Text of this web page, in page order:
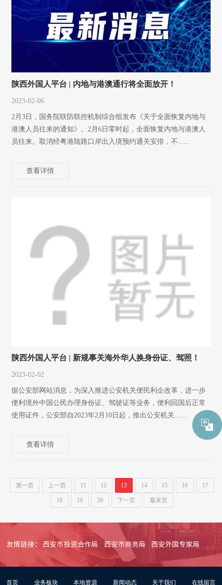
陕西外国人平台 | 内地与港澳通行将全面放开！
2023-02-06
2月3日，国务院联防联控机制综合组发布《关于全面恢复内地与
港澳人员往来的通知》。2月6日零时起，全面恢复内地与港澳人
员往来。取消经粤港陆路口岸出入境预约通关安排，不......
查看详情
陕西外国人平台 | 新规事关海外华人换身份证、驾照！
2023-02-02
据公安部网站消息，为深入推进公安机关便民利企改革，进一步
便利境外中国公民办理身份证、驾驶证等业务，便利回国后正常
使用证件，公安部自2023年2月10日起，推出公安机关......
查看详情
第一页 上一页 11 12 13 14 15 16 17
18 19 20 下一页 最末页
友情链接： 西安市投资合作局 西安市商务局 西安外国专家局
首页 业务板块 本地资源 新闻动态 关于我们 在线留言